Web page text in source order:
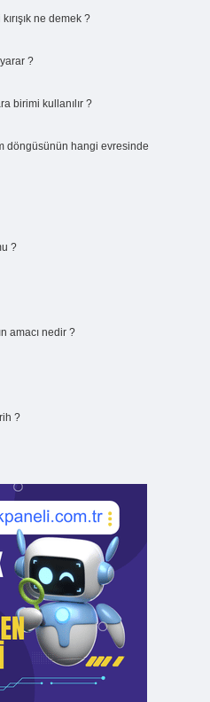
ne demek ?
?
birimi kullanılır ?
döngüsünün hangi evresinde
?
amacı nedir ?
?